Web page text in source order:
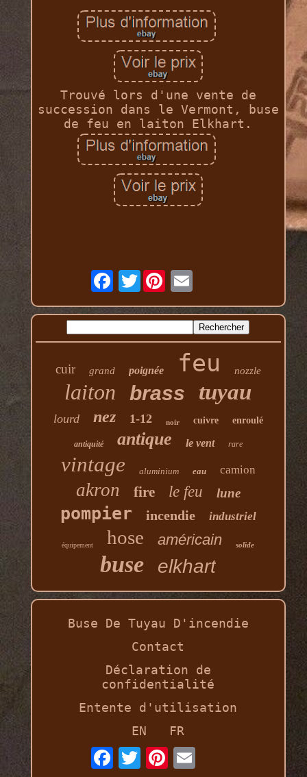
Trouvé lors d'une vente de
succession dans le Vermont, buse
de feu en laiton Elkhart.
Twitter
cuir grand poignée feu nozzle
laiton brass tuyau
lourd nez 1-12 noir cuivre enroulé
antiquité antique le vent rare
vintage aluminium eau camion
akron fire le feu lune
pompier incendie industriel
équipement hose américain solide
buse elkhart
Buse De Tuyau D'incendie
Contact
Déclaration de
confidentialité
Entente d'utilisation
EN
FR